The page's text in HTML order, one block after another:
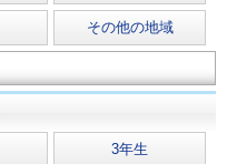
その他の地域
3年生